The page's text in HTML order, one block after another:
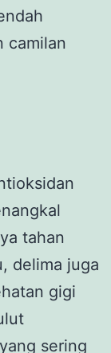
camilan
tahan
delima juga
gigi
sering